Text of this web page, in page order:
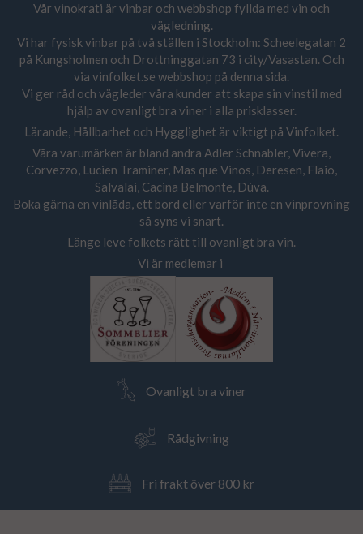
Vår vinokrati är vinbar och webbshop fyllda med vin och
vägledning.
Vi har fysisk vinbar på två ställen i Stockholm: Scheelegatan 2
på Kungsholmen och Drottninggatan 73 i city/Vasastan. Och
via vinfolket.se webbshop på denna sida.
Vi ger råd och vägleder våra kunder att skapa sin vinstil med
hjälp av ovanligt bra viner i alla prisklasser.
Lärande, Hållbarhet och Hygglighet är viktigt på Vinfolket.
Våra varumärken är bland andra Adler Schnabler, Vivera,
Corvezzo, Lucien Traminer, Mas que Vinos, Deresen, Flaio,
Salvalai, Cacina Belmonte, Dúva.
Boka gärna en vinlåda, ett bord eller varför inte en vinprovning
så syns vi snart.
Länge leve folkets rätt till ovanligt bra vin.
Vi är medlemar i
Ovanligt bra viner
Rådgivning
Fri frakt över 800 kr